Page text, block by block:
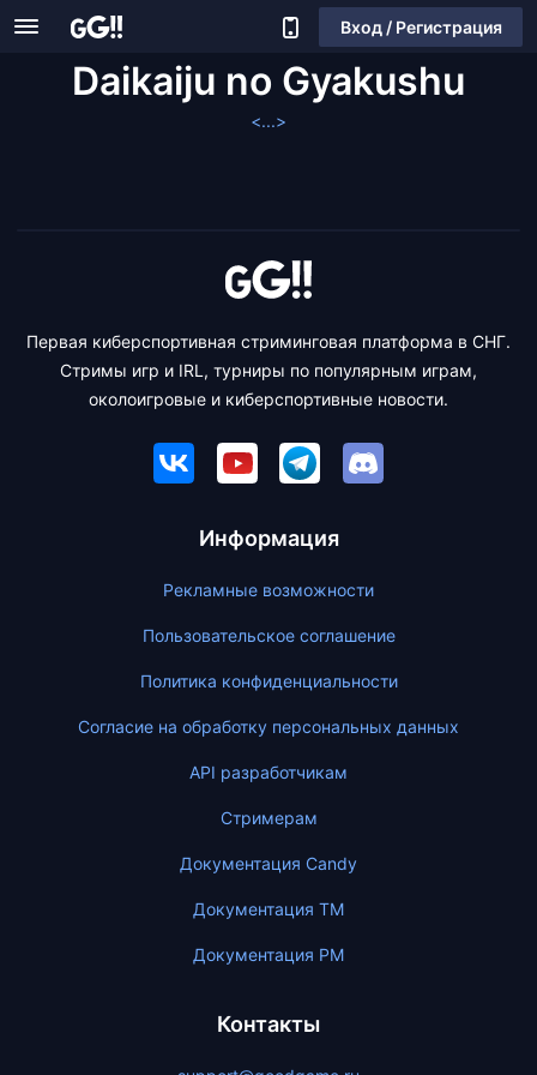
Вход / Регистрация
Daikaiju no Gyakushu
<...>
Первая киберспортивная стриминговая платформа в СНГ.
Стримы игр и IRL, турниры по популярным играм,
околоигровые и киберспортивные новости.
Информация
Рекламные возможности
Пользовательское соглашение
Политика конфиденциальности
Согласие на обработку персональных данных
API разработчикам
Стримерам
Документация Candy
Документация ТМ
Документация PM
Контакты